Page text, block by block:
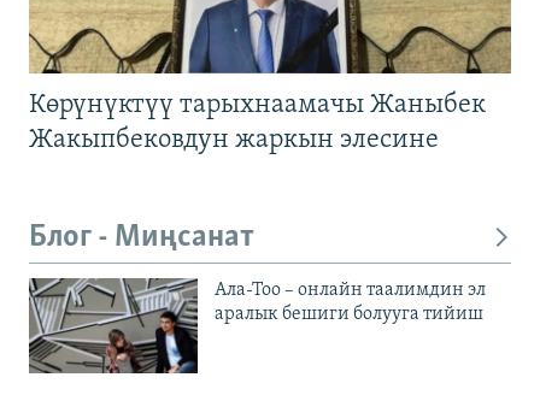
Көрүнүктүү тарыхнаамачы Жаныбек
Жакыпбековдун жаркын элесине
Блог - Миңсанат
Ала-Тоо – онлайн таалимдин эл
аралык бешиги болууга тийиш